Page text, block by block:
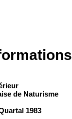
de Naturisme
1983